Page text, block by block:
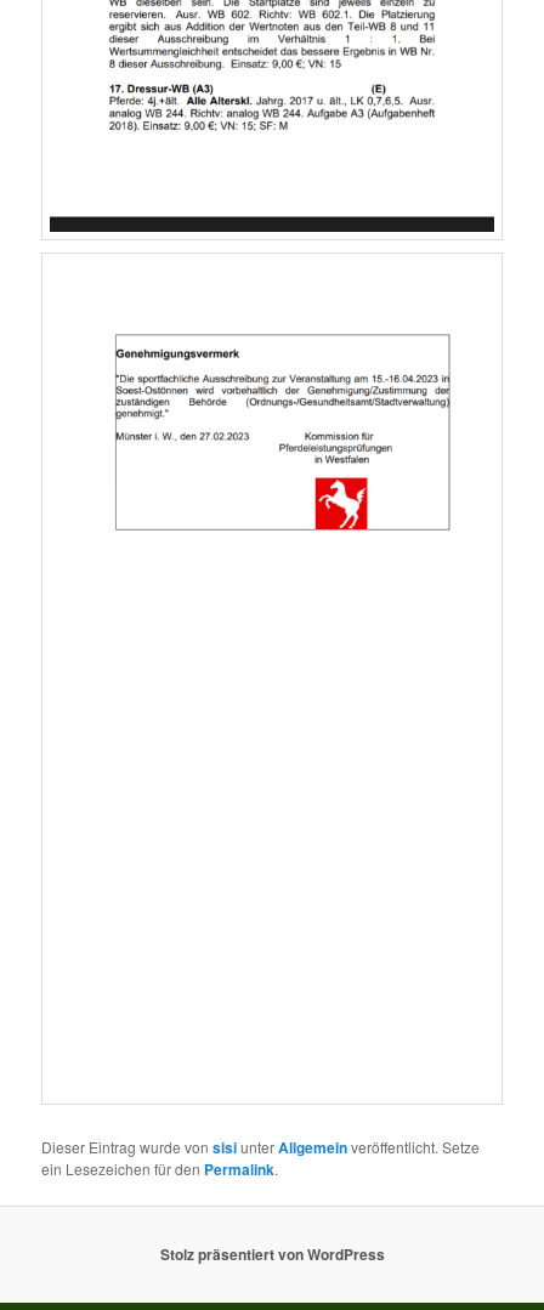
Dieser Eintrag wurde vonsisiunterAllgemeinveröffentlicht. Setze
ein Lesezeichen für den Permalink.
Stolz präsentiert von WordPress